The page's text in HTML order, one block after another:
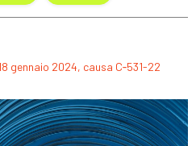
gennaio 2024, causa C‑531-22